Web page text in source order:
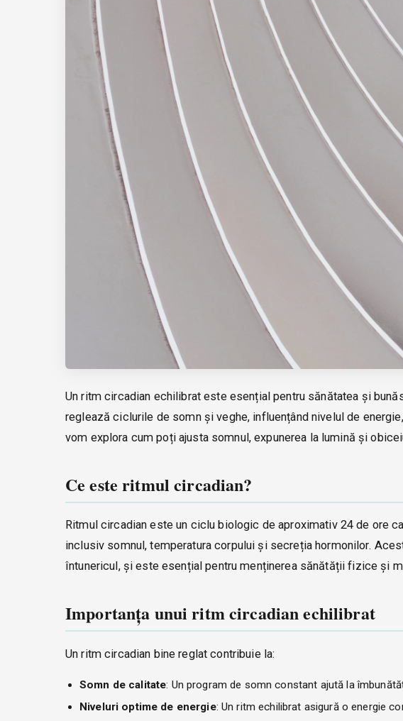
Un ritm circadian echilibrat este esențial pentru sănătatea și
reglează ciclurile de somn și veghe, influențând nivelul de
vom explora cum poți ajusta somnul, expunerea la lumină și
Ce este ritmul circadian?
Ritmul circadian este un ciclu biologic de aproximativ 24 de ore
inclusiv somnul, temperatura corpului și secreția hormonilor.
întunericul, și este esențial pentru menținerea sănătății fizice și
Importanța unui ritm circadian echilibrat
Un ritm circadian bine reglat contribuie la:
Somn de calitate: Un program de somn constant ajută la
Niveluri optime de energie: Un ritm echilibrat asigură o energie